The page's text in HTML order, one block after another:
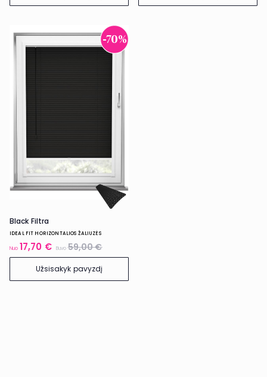
-70%
Black Filtra
IDEAL FIT HORIZONTALIOS ŽALIUZĖS
Nuo 17,70 € Buvo59,00 €
Užsisakyk pavyzdį